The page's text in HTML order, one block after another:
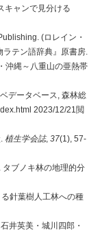
キャンで見分ける
(ロレイン・
テン語辞典』原書房.
沖縄～八重山の亜熱帯
データベース, 森林総
2023/12/21閲
植生学会誌, 37(1), 57-
タブノキ林の地理的分
針葉樹人工林への種
井英美・城川四郎・